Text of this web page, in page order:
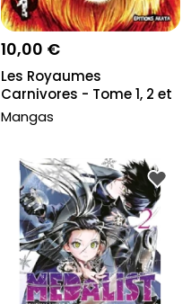
10,00 €
Les Royaumes
Carnivores - Tome 1, 2 et
3 de Yui...
Mangas